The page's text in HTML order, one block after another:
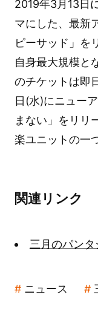
2019年3月13日
マにした、最新
ピーサッド」を
自身最大規模と
のチケットは即
日(水)にニュー
まない」をリリ
楽ユニットの一
関連リンク
三月のパンタ
ニュース